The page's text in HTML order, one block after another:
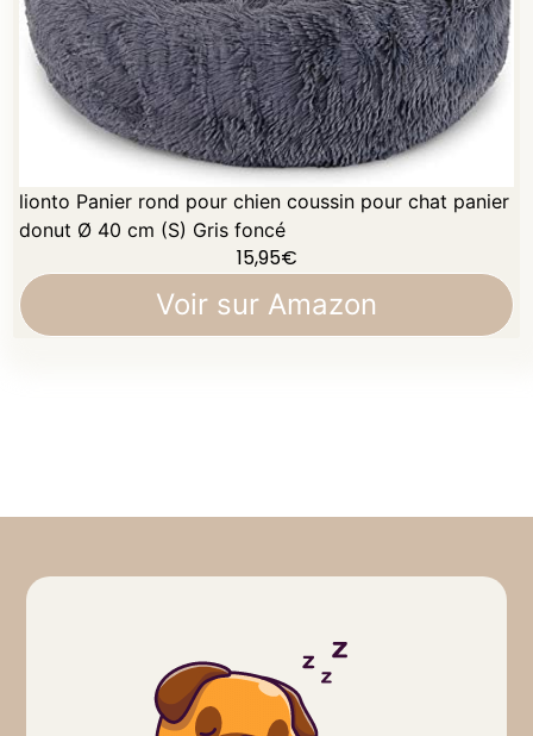
lionto Panier rond pour chien coussin pour chat panier
donut Ø 40 cm (S) Gris foncé
15,95€
Voir sur Amazon